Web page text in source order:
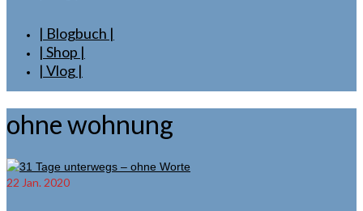
| Blogbuch |
| Shop |
| Vlog |
ohne wohnung
22 Jan. 2020